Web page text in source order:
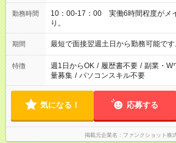
勤務時間
10：00-17：00 実働6時間程度がメ
り。
期間 最短で面接翌週土日から勤務可能です
特徴 週1日からOK / 履歴書不要 / 副業・W
量募集 / パソコンスキル不要
気になる！ 応募する
掲載元企業名 ファンクショット株